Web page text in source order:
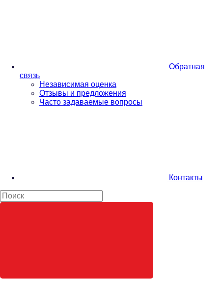
Обратная
связь
Независимая оценка
Отзывы и предложения
Часто задаваемые вопросы
Контакты